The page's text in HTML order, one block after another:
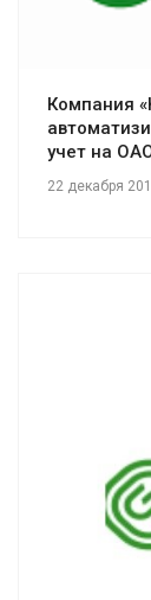
Компания
учет на
22 декабря